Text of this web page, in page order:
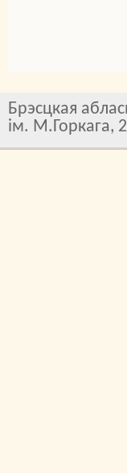
Брэсцкая
ім. М.Горкага,